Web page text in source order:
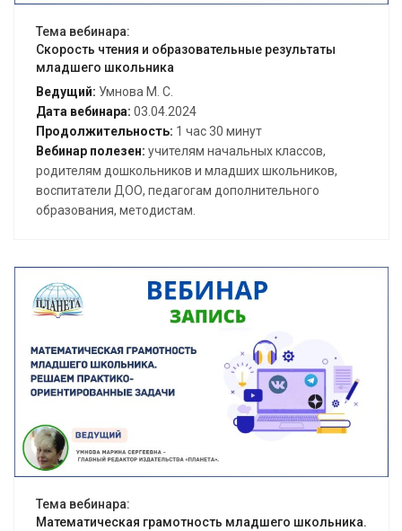
Тема вебинара:
Скорость чтения и образовательные результаты
младшего школьника
Ведущий: Умнова М. С.
Дата вебинара: 03.04.2024
Продолжительность: 1 час 30 минут
Вебинар полезен: учителям начальных классов,
родителям дошкольников и младших школьников,
воспитатели ДОО, педагогам дополнительного
образования, методистам.
Открыть вебинар
Тема вебинара:
Математическая грамотность младшего школьника.